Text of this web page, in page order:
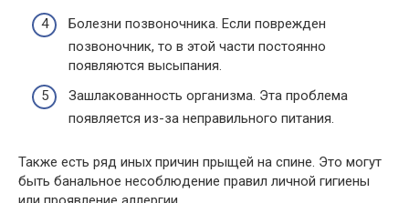
Болезни позвоночника. Если поврежден
позвоночник, то в этой части постоянно
появляются высыпания.
Зашлакованность организма. Эта проблема
появляется из-за неправильного питания.
Также есть ряд иных причин прыщей на спине. Это могут
быть банальное несоблюдение правил личной гигиены